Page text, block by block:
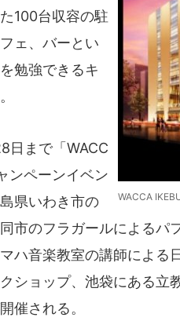
WACCA
100台収容の駐
ェ、バーとい
勉強できるキ
日まで「WACC
ンペーンイベン
県いわき市の
市のフラガールによるパ
ハ音楽教室の講師による
ショップ、池袋にある立
催される。